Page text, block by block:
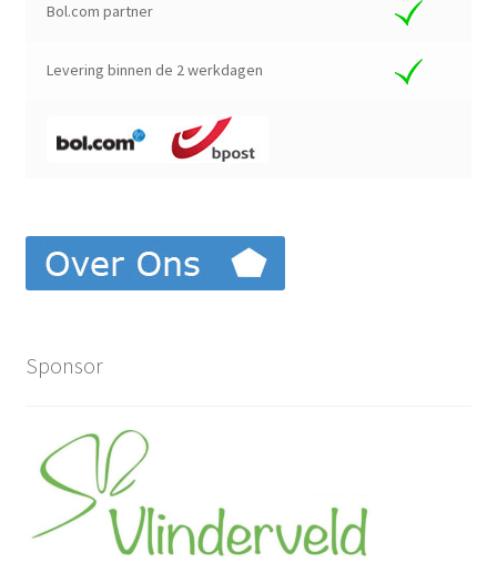
Bol.com partner
Levering binnen de 2 werkdagen
Sponsor